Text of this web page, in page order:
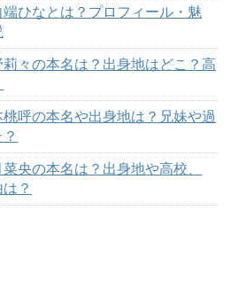
端ひなとは？プロフィール・魅
莉々の本名は？出身地はどこ？高
桃呼の本名や出身地は？兄妹や過
央の本名は？出身地や高校、
？